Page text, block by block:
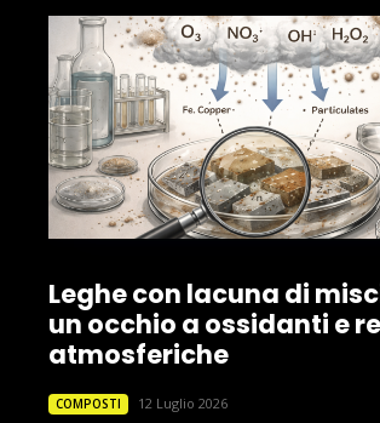
Leghe con lacuna di
un occhio a ossidanti e
atmosferiche
COMPOSTI 12 Luglio 2026